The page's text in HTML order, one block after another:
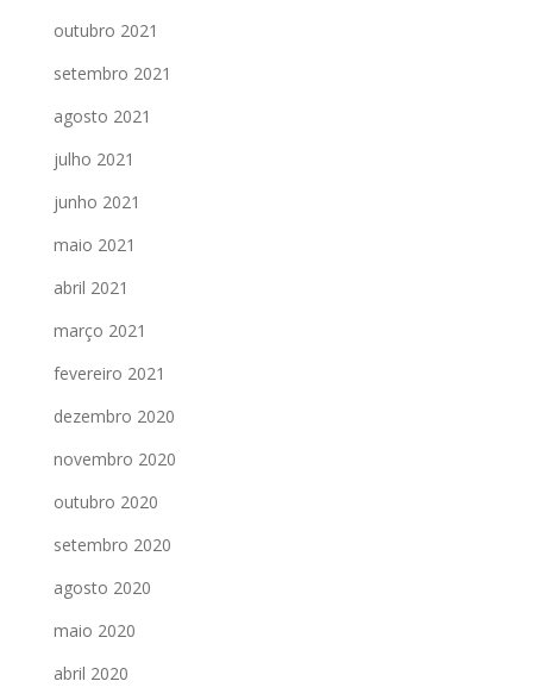
outubro 2021
setembro 2021
agosto 2021
julho 2021
junho 2021
maio 2021
abril 2021
março 2021
fevereiro 2021
dezembro 2020
novembro 2020
outubro 2020
setembro 2020
agosto 2020
maio 2020
abril 2020